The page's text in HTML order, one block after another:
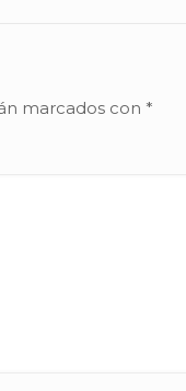
marcados con *